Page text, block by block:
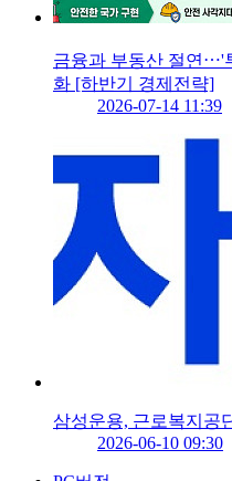
금융과 부동산 절연⋯'
화 [하반기 경제전략]
2026-07-14 11:39
삼성운용, 근로복지공
2026-06-10 09:30